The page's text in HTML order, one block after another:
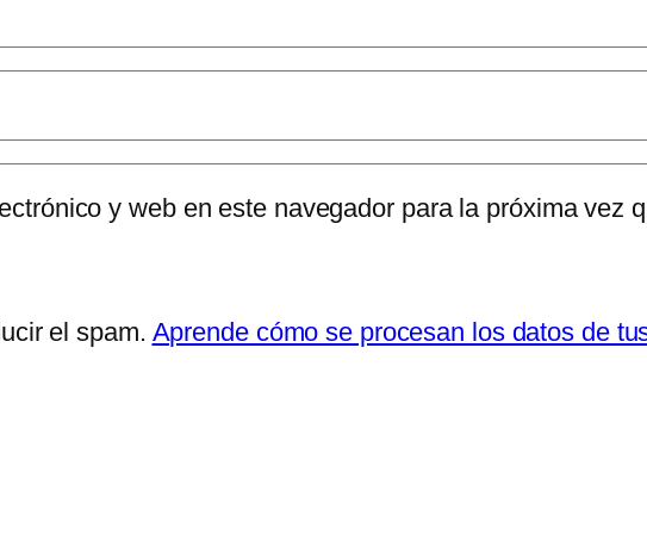
y web en este navegador para la próxima vez
el spam. Aprende cómo se procesan los datos de